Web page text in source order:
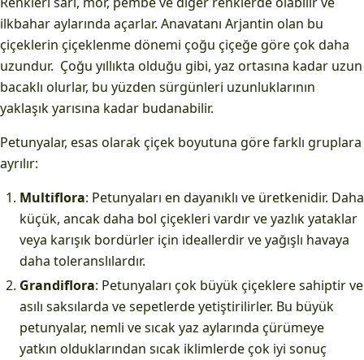
ilkbahar aylarında açarlar. Anavatanı Arjantin olan bu
çiçeklerin çiçeklenme dönemi çoğu çiçeğe göre çok daha
uzundur. Çoğu yıllıkta olduğu gibi, yaz ortasına kadar uzun
bacaklı olurlar, bu yüzden sürgünleri uzunluklarının
yaklaşık yarısına kadar budanabilir.
Petunyalar, esas olarak çiçek boyutuna göre farklı gruplara
ayrılır:
Multiflora: Petunyaları en dayanıklı ve üretkenidir. Daha
küçük, ancak daha bol çiçekleri vardır ve yazlık yataklar
veya karışık bordürler için ideallerdir ve yağışlı havaya
daha toleranslılardır.
Grandiflora: Petunyaları çok büyük çiçeklere sahiptir ve
asılı saksılarda ve sepetlerde yetiştirilirler. Bu büyük
petunyalar, nemli ve sıcak yaz aylarında çürümeye
yatkın olduklarından sıcak iklimlerde çok iyi sonuç